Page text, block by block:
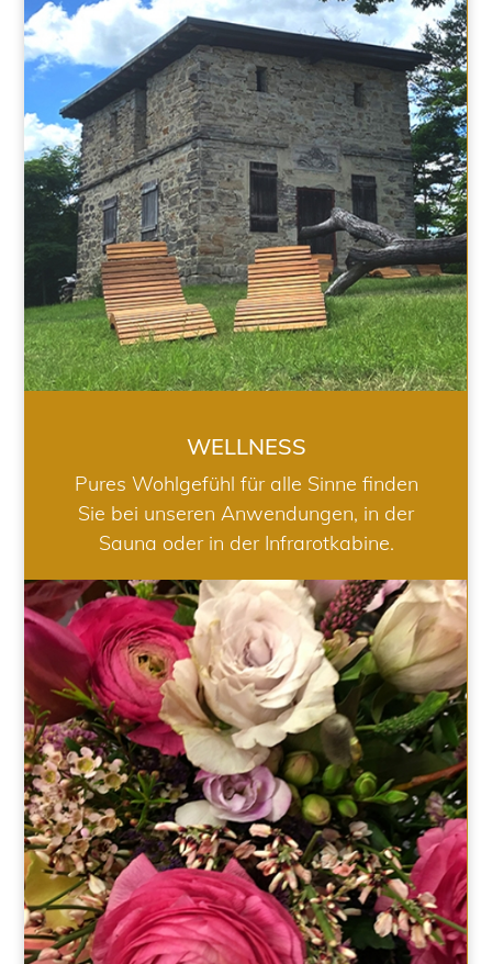
WELLNESS
WELLNESS
Pures Wohlgefühl für alle Sinne finden
Sie bei unseren Anwendungen, in der
Sauna oder in der Infrarotkabine.
HOCHZEIT